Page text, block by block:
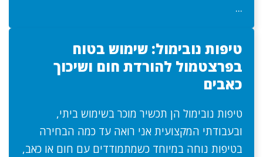
...
טיפות נובימול: שימוש בטוח
בפרצטמול להורדת חום ושיכוך
כאבים
טיפות נובימול הן תכשיר מוכר בשימוש ביתי,
ובעבודתי המקצועית אני רואה עד כמה הבחירה
בטיפות נוחה במיוחד כשמתמודדים עם חום או כאב,